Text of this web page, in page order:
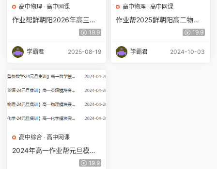
高中物理 · 高中网课
作业帮鲜朝阳2026年高三物
理a一轮复习暑假班百度网盘
19.9
学霸君 2025-08-19
高中物理 · 高中网课
作业帮2025鲜朝阳高二物理a
19.9
学霸君 2024-10-03
高中综合 · 高中网课
2024年高一作业帮元旦模块
19.9